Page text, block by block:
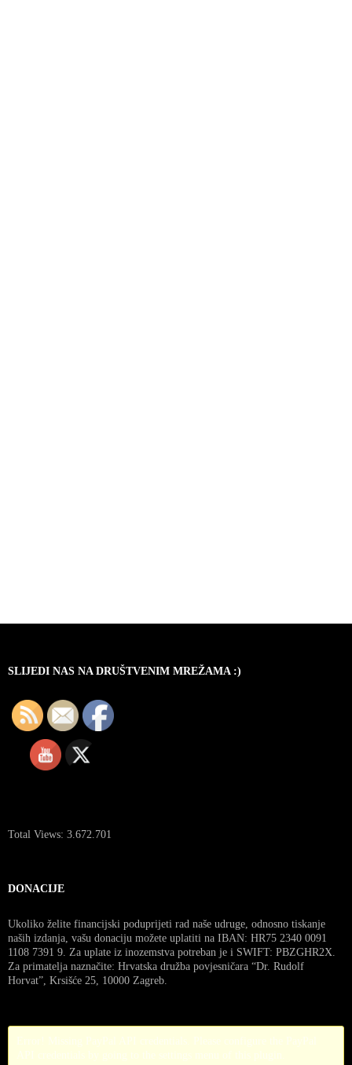
SLIJEDI NAS NA DRUŠTVENIM MREŽAMA :)
Total Views: 3.672.701
DONACIJE
Ukoliko želite financijski poduprijeti rad naše udruge, odnosno tiskanje
naših izdanja, vašu donaciju možete uplatiti na IBAN: HR75 2340 0091
1108 7391 9. Za uplate iz inozemstva potreban je i SWIFT: PBZGHR2X.
Za primatelja naznačite: Hrvatska družba povjesničara “Dr. Rudolf
Horvat”, Krsišće 25, 10000 Zagreb.